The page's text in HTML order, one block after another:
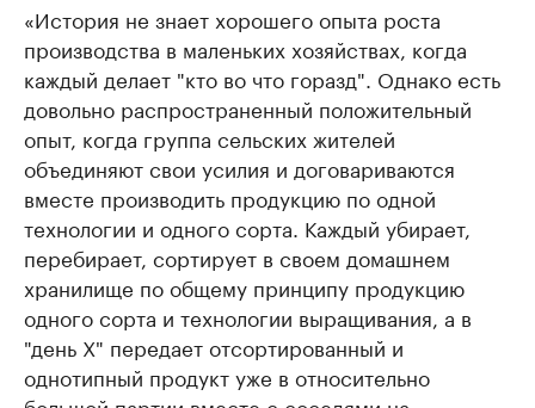
«История не знает хорошего опыта роста
производства в маленьких хозяйствах, когда
каждый делает "кто во что горазд". Однако есть
довольно распространенный положительный
опыт, когда группа сельских жителей
объединяют свои усилия и договариваются
вместе производить продукцию по одной
технологии и одного сорта. Каждый убирает,
перебирает, сортирует в своем домашнем
хранилище по общему принципу продукцию
одного сорта и технологии выращивания, а в
"день Х" передает отсортированный и
однотипный продукт уже в относительно